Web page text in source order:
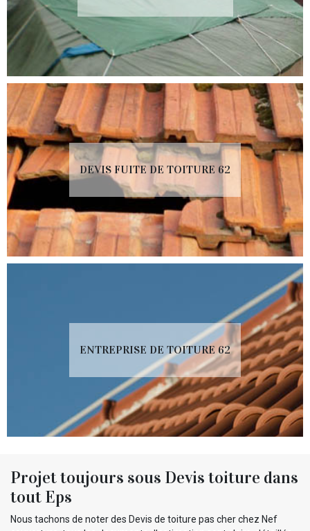
DEVIS FUITE DE TOITURE 62
ENTREPRISE DE TOITURE 62
Projet toujours sous Devis toiture dans
tout Eps
Nous tachons de noter des Devis de toiture pas cher chez Nef